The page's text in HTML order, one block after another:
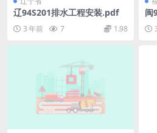
辽94S201排水工程安装.pdf
3 年前 7 1.98
闽